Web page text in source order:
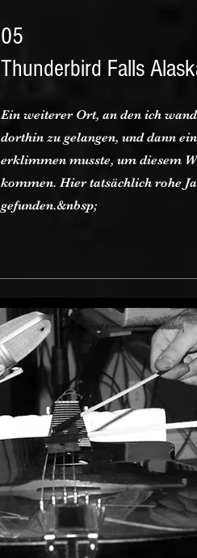
05
Thunderbird Falls
Ein weiterer Ort, an den ich
dorthin zu gelangen, und dann
erklimmen musste, um diesem
kommen. Hier tatsächlich rohe
gefunden.&nbsp;